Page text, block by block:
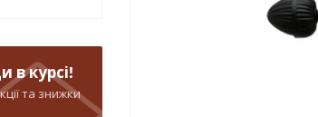
в курсі!
та знижки